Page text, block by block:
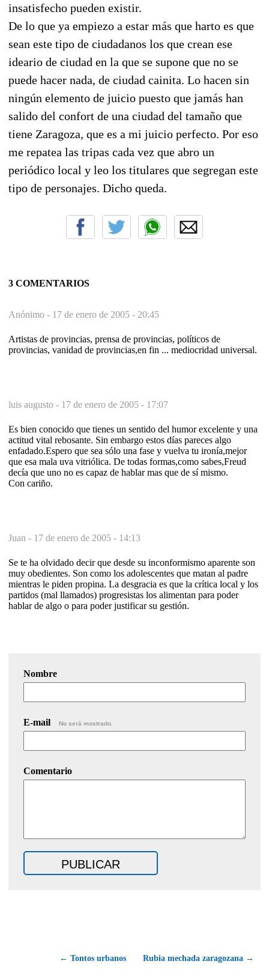
insatisfecho pueden existir.
De lo que ya empiezo a estar más que harto es que
sean este tipo de ciudadanos los que crean ese
ideario de ciudad en la que se supone que no se
puede hacer nada, de ciudad cainita. Lo hacen sin
ningún elemento de juicio puesto que jamás han
salido del confort de una ciudad del tamaño que
tiene Zaragoza, que es a mi juicio perfecto. Por eso
me repatea las tripas cada vez que abro un
periódico local y leo los titulares que segregan este
tipo de personajes. Dicho queda.
3 COMENTARIOS
Anónimo - 17 de enero de 2005 - 20:45
Artistas de provincias, prensa de provincias, políticos de
provincias, vanidad de provincias,en fin ... mediocridad universal.
luis augusto - 17 de enero de 2005 - 17:07
Es bien conocido que tienes un sentido del humor excelente y una
actitud vital rebosante. Sin embargo estos días pareces algo
enfadado.Espero que sea sólo una fase y vuelva tu ironía,mejor
que esa mala uva vitriólica. De todas formas,como sabes,Freud
decía que uno no es capaz de hablar mas que de sí mismo.
Con cariño.
Juan - 17 de enero de 2005 - 14:13
Se te ha olvidado decir que desde su inconformismo aparente son
muy obedientes. Son como los adolescentes que matan al padre
mientras le piden propina. La desgracia es que la crítica local y los
partidos (mal llamados) progresistas los alimentan para poder
hablar de algo o para poder justificar su gestión.
Nombre
E-mail No será mostrado.
Comentario
← Tontos urbanos Rubia mechada zaragozana →